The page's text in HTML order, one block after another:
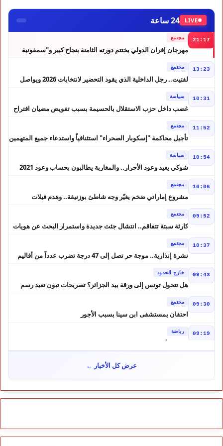
LIVE 24 ساعة
21:17 مجتمع
مهرجان إفران الدولي يختتم دورته الثامنة بنجاح كبير و"سمفونية
13:23 مجتمع
لفتيت.. رجل الداخلية الذي يقود التحضير لانتخابات 2026 ويواصل
10:31 سياسة
غضب داخل حزب الاستقلال بالحسيمة بسبب تفويض مضيان اقتراح
11:52 مجتمع
تأجيل محاكمة "إسكوبار الصحراء" استئنافياً واستدعاء جميع المتهمين
10:54 سياسة
شوكي يعيد وعود الأحرار.. والمغاربة يطالبون بحساب وعود 2021
10:06 مجتمع
مشروع إماراتي ضخم يغيّر وجه شاطئ بوزنيقة.. وهدم فيلات
09:52 مجتمع
كارثة سبتة تتفاقم.. انتشال جثث جديدة واستمرار البحث عن هويات
10:37 مجتمع
نشرة إنذارية.. موجة حر تصل إلى 47 درجة تضرب عدداً من أقاليم
09:43 خارج الحدود
هل تتحول تونس إلى ورقة بيد الجزائر؟ تصريحات تبون تعيد رسم
09:30 مجتمع
احتقان بمستشفى ابن سينا بسبب الأجور
09:19 رياضة
لبؤات الأطلس إلى ربع النهائي في الصدارة
كيف تحولت إشاعة إلى موجة هجرة ؟ حكم المحكمة العليا الإسبانية
أشعل أزمة سبتة
10:46 مجتمع
طقس الاثنين بالمغرب.. أجواء حارة بعدد من المناطق ورعود مرتقبة
عرض كل الأخبار ←